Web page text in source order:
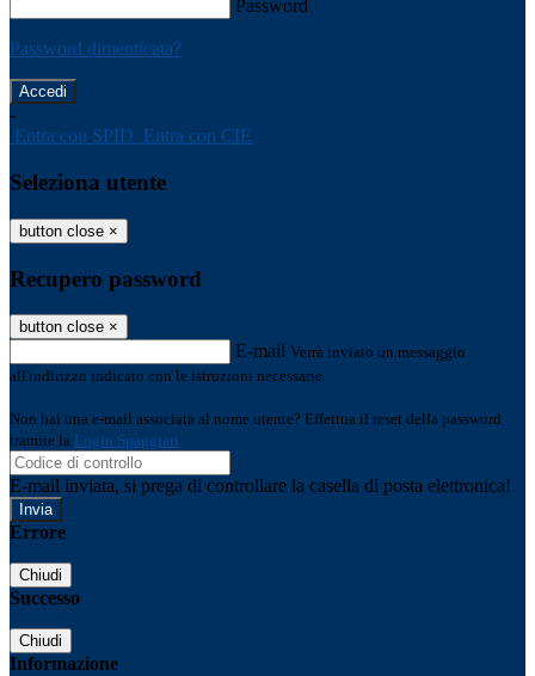
Password
Password dimenticata?
-
Entra con SPID Entra con CIE
Seleziona utente
button close ×
Recupero password
button close ×
E-mail Verrà inviato un messaggio
all'indirizzo indicato con le istruzioni necessarie.
Non hai una e-mail associata al nome utente? Effettua il reset della password
tramite la Login Spaggiari
E-mail inviata, si prega di controllare la casella di posta elettronica!
Errore
Chiudi
Successo
Chiudi
Informazione